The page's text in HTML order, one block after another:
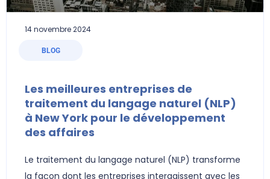
BLOG
Les meilleures entreprises de
traitement du langage naturel (NLP)
à New York pour le développement
des affaires
Le traitement du langage naturel (NLP) transforme
la façon dont les entreprises interagissent avec les
14 novembre 2024